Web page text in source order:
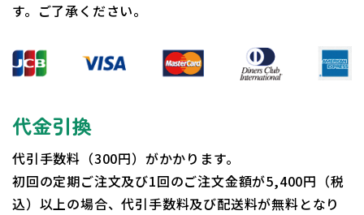
す。ご了承ください。
代金引換
代引手数料（300円）がかかります。
初回の定期ご注文及び1回のご注文金額が5,400円（税
込）以上の場合、代引手数料及び配送料が無料となり